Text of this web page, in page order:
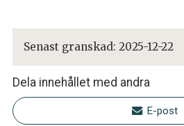
Senast granskad: 2025-12-22
Dela innehållet med andra
E-post